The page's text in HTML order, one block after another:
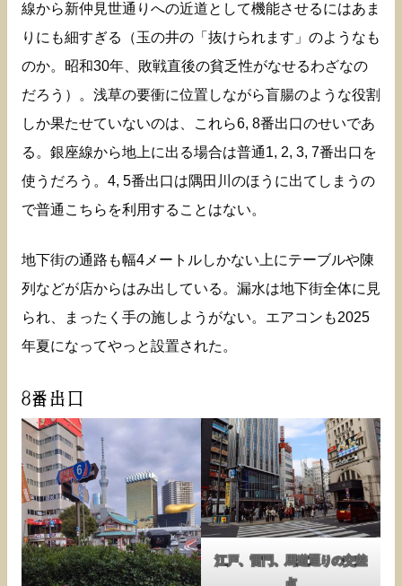
線から新仲見世通りへの近道として機能させるにはあま
りにも細すぎる（玉の井の「抜けられます」のようなも
のか。昭和30年、敗戦直後の貧乏性がなせるわざなの
だろう）。浅草の要衝に位置しながら盲腸のような役割
しか果たせていないのは、これら6, 8番出口のせいであ
る。銀座線から地上に出る場合は普通1, 2, 3, 7番出口を
使うだろう。4, 5番出口は隅田川のほうに出てしまうの
で普通こちらを利用することはない。
地下街の通路も幅4メートルしかない上にテーブルや陳
列などが店からはみ出している。漏水は地下街全体に見
られ、まったく手の施しようがない。エアコンも2025
年夏になってやっと設置された。
8番出口
江戸、雷門、馬道通りの交差